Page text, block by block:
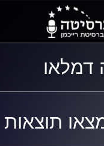
דמלאו
תוצאות